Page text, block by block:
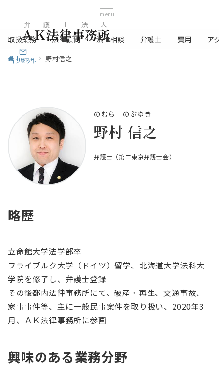
menu
コンタクト
取扱業務 法律顧問 法律相談 弁護士 費用 ア
home 野村信之
のむら のぶゆき
野村 信之
弁護士 （第二東京弁護士会）
略歴
立命館大学法学部卒
フライブルク大学（ドイツ）留学、北海道大学法科大
学院を修了し、弁護士登録
その後都内法律事務所にて、破産・再生、交通事故、
家事事件等、主に一般民事案件を取り扱い、2020年3
月、ＡＫ法律事務所に参画
興味のある業務分野